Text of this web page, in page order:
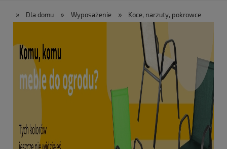
» Dla domu » Wyposażenie » Koce, narzuty, pokrowce